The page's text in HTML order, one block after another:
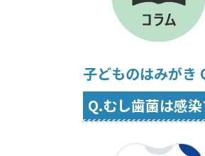
子どものはみがき
Q.むし歯菌は感染